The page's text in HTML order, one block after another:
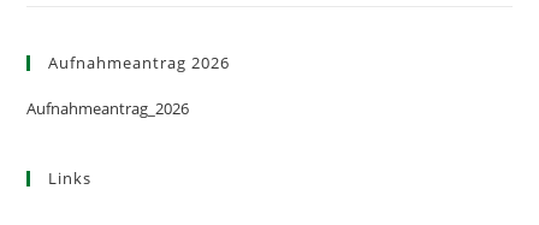
Aufnahmeantrag 2026
Aufnahmeantrag_2026
Links